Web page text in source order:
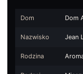
Dom Dom
Nazwisko Jean
Rodzina